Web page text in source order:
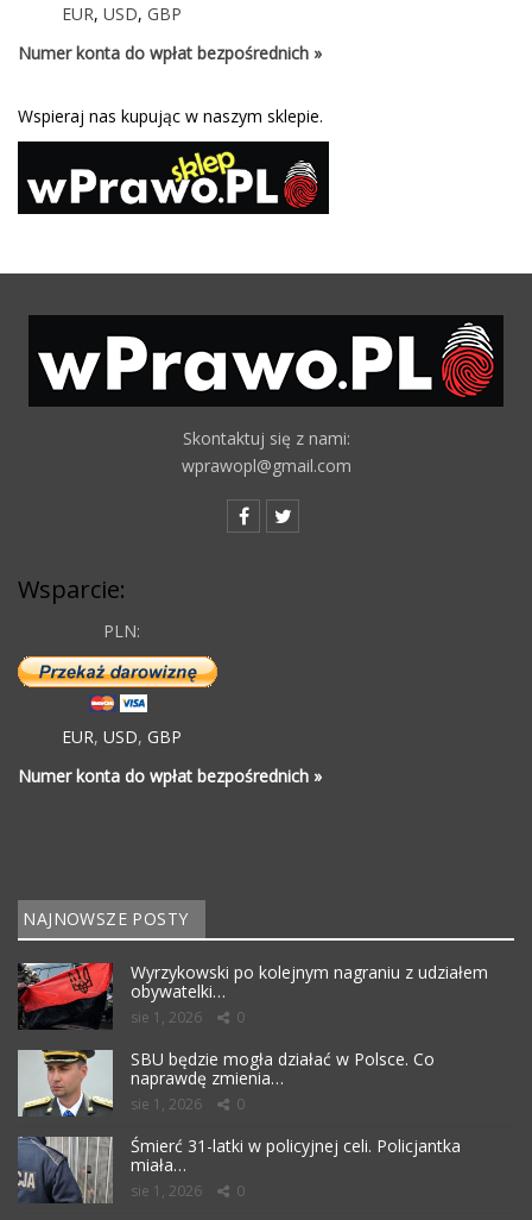
EUR, USD, GBP
Numer konta do wpłat bezpośrednich »
Wspieraj nas kupując w naszym sklepie.
Skontaktuj się z nami:
wprawopl@gmail.com
Wsparcie:
PLN:
EUR, USD, GBP
Numer konta do wpłat bezpośrednich »
NAJNOWSZE POSTY
Wyrzykowski po kolejnym nagraniu z udziałem
obywatelki…
sie 1, 2026 0
SBU będzie mogła działać w Polsce. Co
naprawdę zmienia…
sie 1, 2026 0
Śmierć 31-latki w policyjnej celi. Policjantka
miała…
sie 1, 2026 0